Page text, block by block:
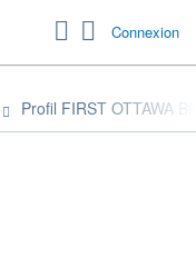
Connexion
Profil FIRST OTTAWA